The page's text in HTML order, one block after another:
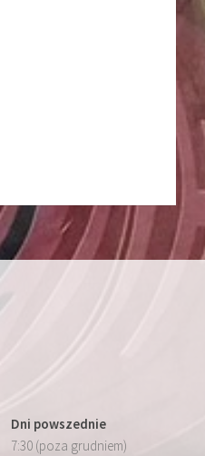
Dni powszednie
7:30 (poza grudniem)